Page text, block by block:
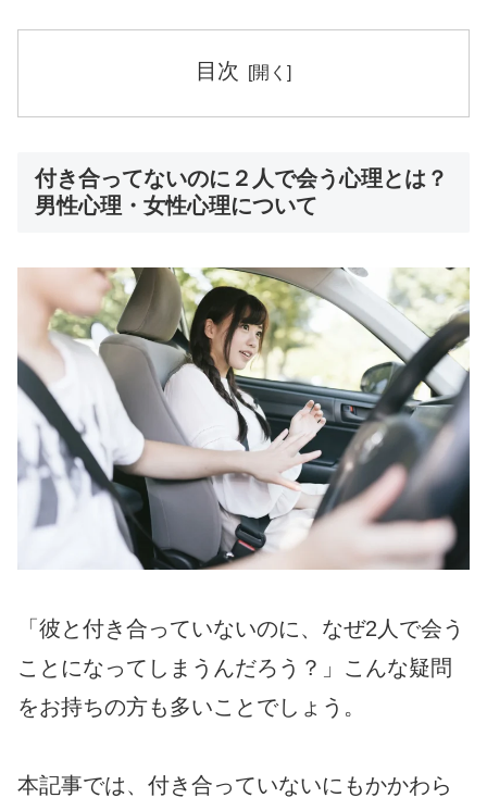
目次
付き合ってないのに２人で会う心理とは？
男性心理・女性心理について
「彼と付き合っていないのに、なぜ2人で会う
ことになってしまうんだろう？」こんな疑問
をお持ちの方も多いことでしょう。
本記事では、付き合っていないにもかかわら